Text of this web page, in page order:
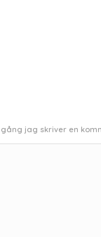
jag skriver en